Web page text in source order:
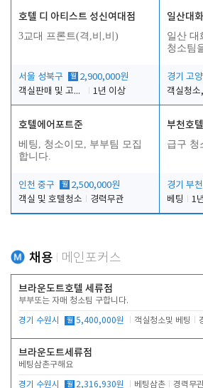
호텔 디 아티스트 성신여대점
3교대 프론트(격,비,비)
서울 성북구 월 2,900,000원
객실판매 및 고객응대
1년 이상
일산대
일산 대
청소팀
경기 고양
객실청소
호텔에어포트준
베팅, 청소이모, 부부팀 모집
합니다.
인천 중구 월 2,500,000원
객실 및 호텔청소
경력무관
부천호
급구 청
경기 부천
베팅
1
채용 메인포커스
브라운도트호텔 세류점
부부또는 자매 청소팀 구합니다.
경기 수원시 월 5,400,000원 객실청소및 베팅
브라운도트세류점
베팅삼촌구해요
경기 수원시 월 2,316,930원 베팅삼촌 경력무